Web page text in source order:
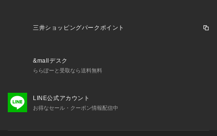
三井ショッピングパークポイント
&mallデスク
ららぽーと受取なら送料無料
LINE公式アカウント
お得なセール・クーポン情報配信中